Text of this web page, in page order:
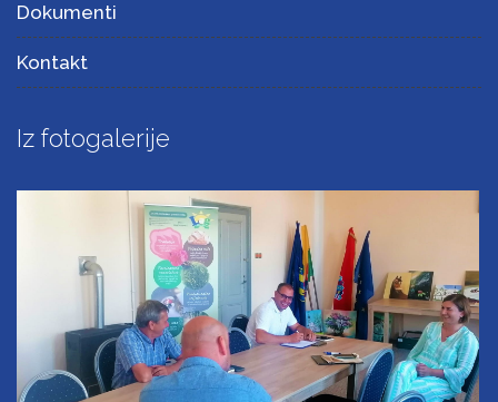
Dokumenti
Kontakt
Iz fotogalerije